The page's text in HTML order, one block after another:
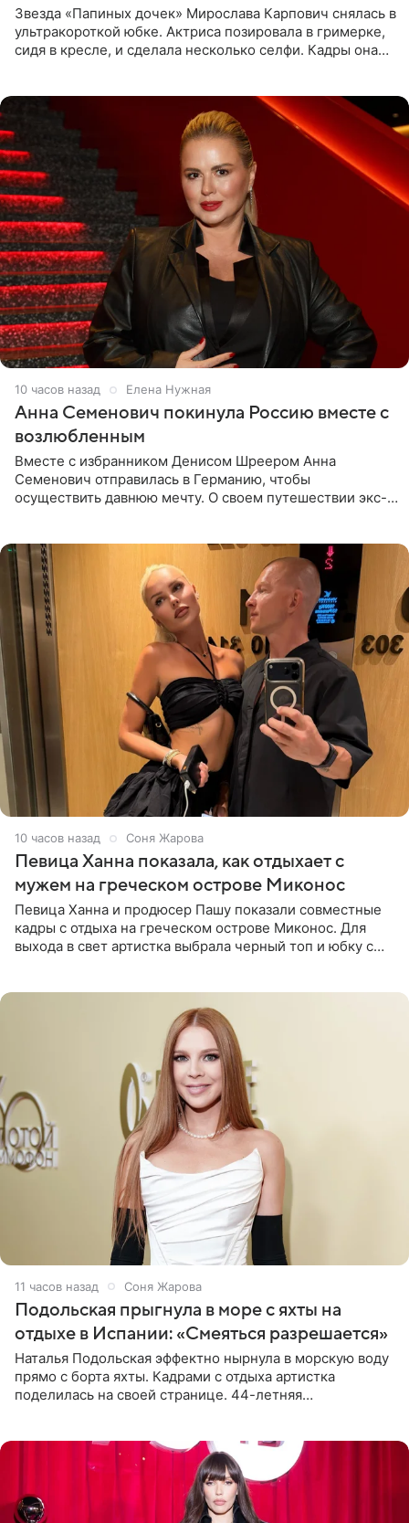
Звезда «Папиных дочек» Мирослава Карпович снялась в
ультракороткой юбке. Актриса позировала в гримерке,
сидя в кресле, и сделала несколько селфи. Кадры она
10 часов назад Елена Нужная
Анна Семенович покинула Россию вместе с
возлюбленным
Вместе с избранником Денисом Шреером Анна
Семенович отправилась в Германию, чтобы
осуществить давнюю мечту. О своем путешествии экс-
10 часов назад Соня Жарова
Певица Ханна показала, как отдыхает с
мужем на греческом острове Миконос
Певица Ханна и продюсер Пашу показали совместные
кадры с отдыха на греческом острове Миконос. Для
выхода в свет артистка выбрала черный топ и юбку с
11 часов назад Соня Жарова
Подольская прыгнула в море с яхты на
отдыхе в Испании: «Смеяться разрешается»
Наталья Подольская эффектно нырнула в морскую воду
прямо с борта яхты. Кадрами с отдыха артистка
поделилась на своей странице. 44-летняя